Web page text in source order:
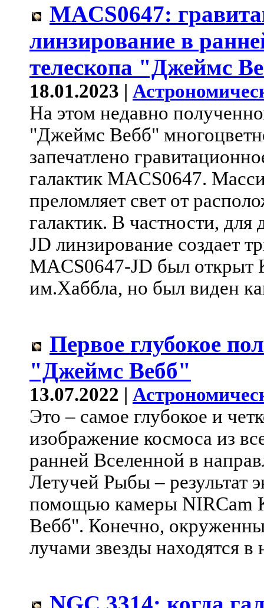
MACS0647:
линзирование в
телескопа "Джеймс
18.01.2023 |
На этом недавно
"Джеймс Вебб"
запечатлено
галактик MACS0647.
преломляет свет от
галактик. В частности,
JD линзирование создает
MACS0647-JD был открыт
им.Хаббла, но был виден
Первое глубокое
"Джеймс Вебб"
13.07.2022 |
Это – самое глубокое и
изображение космоса из
ранней Вселенной в
Летучей Рыбы – результат
помощью камеры NIRCam
Вебб". Конечно,
лучами звезды находятся